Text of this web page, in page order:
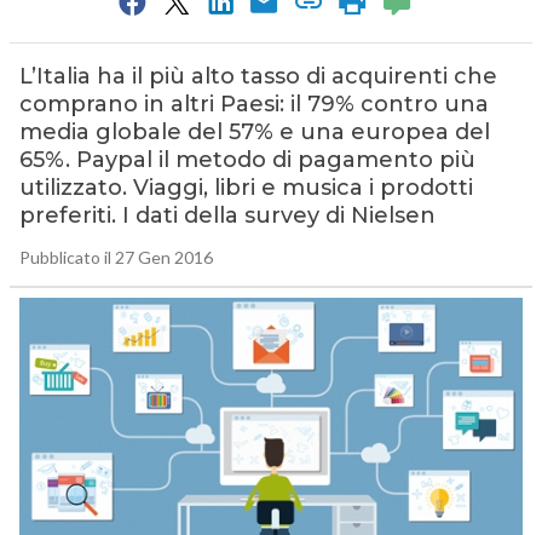
L’Italia ha il più alto tasso di acquirenti che
comprano in altri Paesi: il 79% contro una
media globale del 57% e una europea del
65%. Paypal il metodo di pagamento più
utilizzato. Viaggi, libri e musica i prodotti
preferiti. I dati della survey di Nielsen
Pubblicato il 27 Gen 2016